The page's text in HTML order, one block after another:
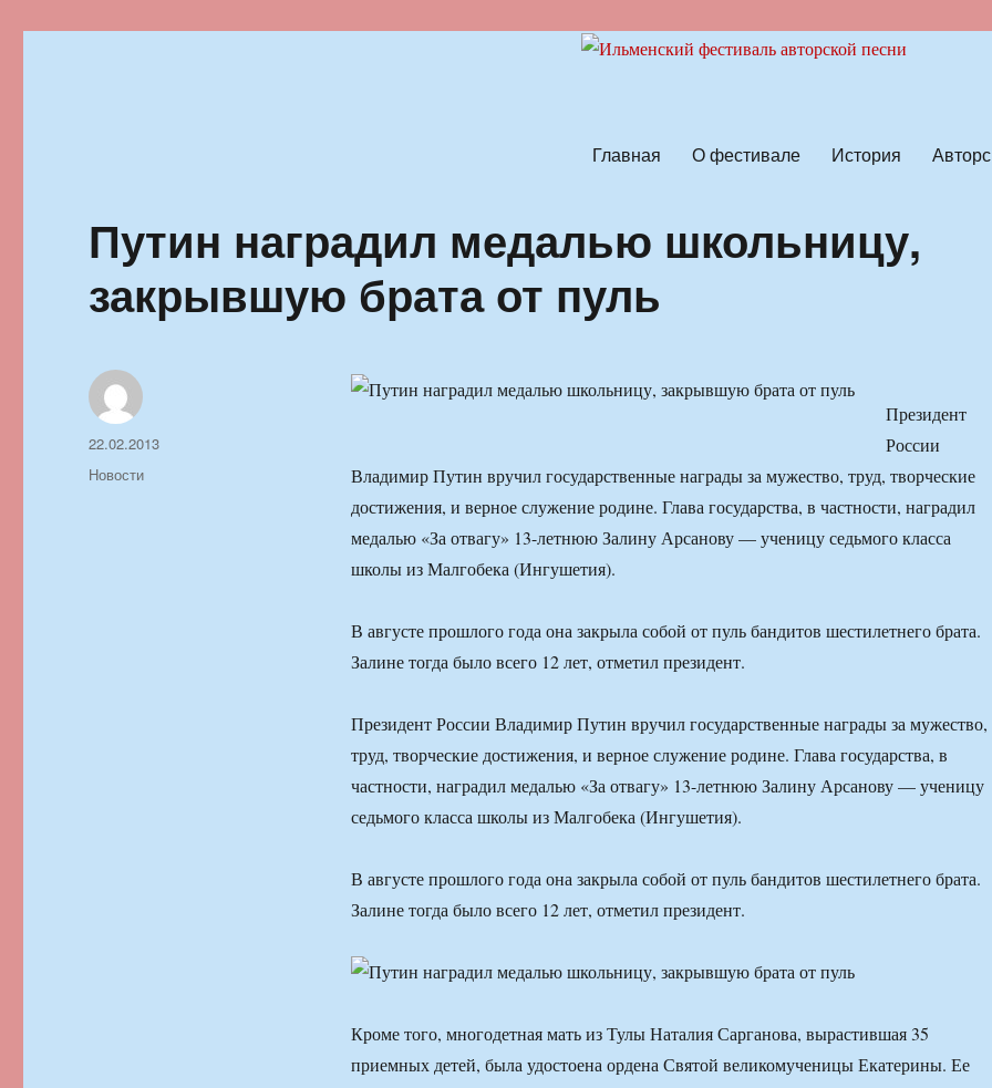
Главная О фестивале История
Путин наградил медалью школьницу,
закрывшую брата от пуль
Президент
России
Владимир Путин вручил государственные награды за мужество, труд, творческие
достижения, и верное служение родине. Глава государства, в частности, наградил
медалью «За отвагу» 13-летнюю Залину Арсанову — ученицу седьмого класса
школы из Малгобека (Ингушетия).
В августе прошлого года она закрыла собой от пуль бандитов шестилетнего брата.
Залине тогда было всего 12 лет, отметил президент.
Президент России Владимир Путин вручил государственные награды за мужество,
труд, творческие достижения, и верное служение родине. Глава государства, в
частности, наградил медалью «За отвагу» 13-летнюю Залину Арсанову — ученицу
седьмого класса школы из Малгобека (Ингушетия).
В августе прошлого года она закрыла собой от пуль бандитов шестилетнего брата.
Залине тогда было всего 12 лет, отметил президент.
Кроме того, многодетная мать из Тулы Наталия Сарганова, вырастившая 35
приемных детей, была удостоена ордена Святой великомученицы Екатерины. Ее
Автор
Опубликовано
22.02.2013
Рубрики
Новости